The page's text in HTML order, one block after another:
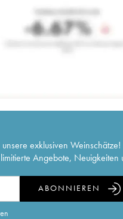
exklusiven Weinschätze!
Angebote, Neuigkeiten
ABONNIEREN